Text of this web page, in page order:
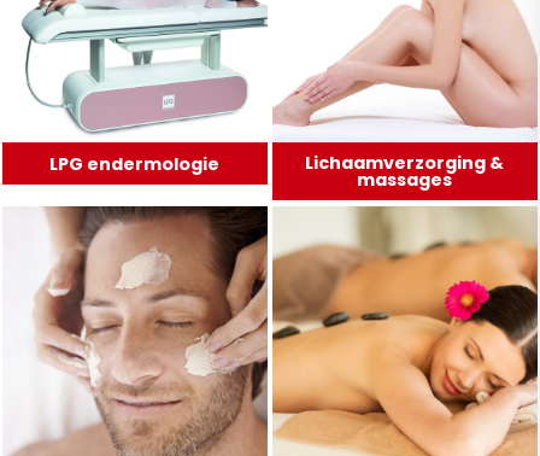
LPG endermologie Lichaamverzorging &
massages